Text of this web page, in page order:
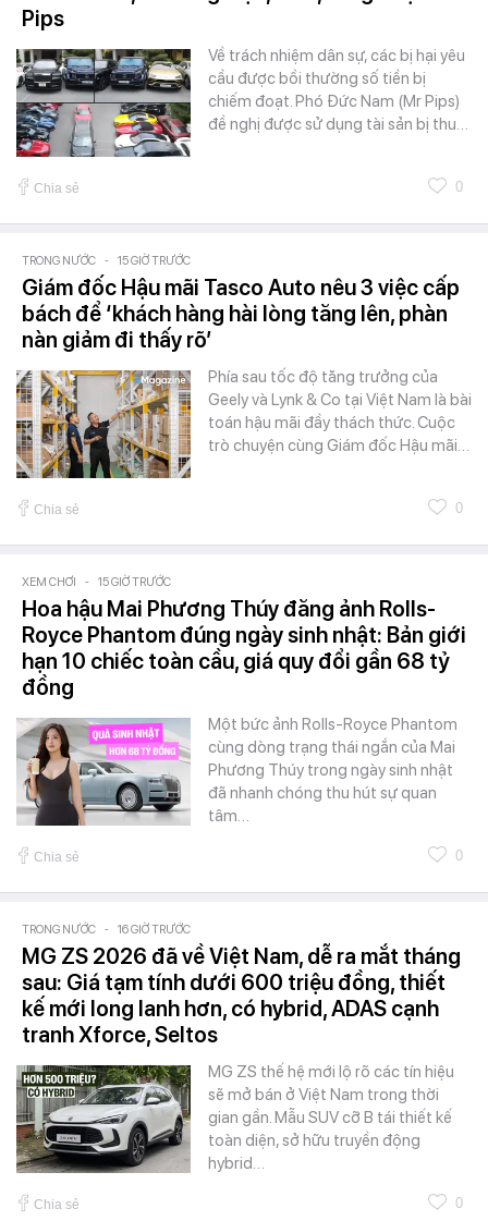
Pips
Về trách nhiệm dân sự, các bị hại yêu
cầu được bồi thường số tiền bị
chiếm đoạt. Phó Đức Nam (Mr Pips)
đề nghị được sử dụng tài sản bị thu…
Chia sẻ 0
TRONG NƯỚC - 15 GIỜ TRƯỚC
Giám đốc Hậu mãi Tasco Auto nêu 3 việc cấp
bách để ‘khách hàng hài lòng tăng lên, phàn
nàn giảm đi thấy rõ’
Phía sau tốc độ tăng trưởng của
Geely và Lynk & Co tại Việt Nam là bài
toán hậu mãi đầy thách thức. Cuộc
trò chuyện cùng Giám đốc Hậu mãi…
Chia sẻ 0
XEM CHƠI - 15 GIỜ TRƯỚC
Hoa hậu Mai Phương Thúy đăng ảnh Rolls-
Royce Phantom đúng ngày sinh nhật: Bản giới
hạn 10 chiếc toàn cầu, giá quy đổi gần 68 tỷ
đồng
Một bức ảnh Rolls-Royce Phantom
cùng dòng trạng thái ngắn của Mai
Phương Thúy trong ngày sinh nhật
đã nhanh chóng thu hút sự quan
tâm…
Chia sẻ 0
TRONG NƯỚC - 16 GIỜ TRƯỚC
MG ZS 2026 đã về Việt Nam, dễ ra mắt tháng
sau: Giá tạm tính dưới 600 triệu đồng, thiết
kế mới long lanh hơn, có hybrid, ADAS cạnh
tranh Xforce, Seltos
MG ZS thế hệ mới lộ rõ các tín hiệu
sẽ mở bán ở Việt Nam trong thời
gian gần. Mẫu SUV cỡ B tái thiết kế
toàn diện, sở hữu truyền động
hybrid…
Chia sẻ 0